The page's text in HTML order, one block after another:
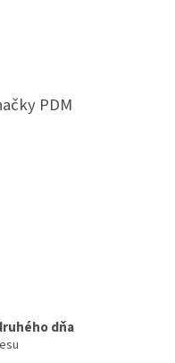
PDM
dňa